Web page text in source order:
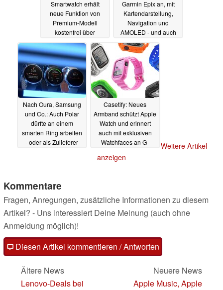
Smartwatch erhält
neue Funktion von
Premium-Modell
kostenfrei über
Software-Update
21.03.2024
Garmin Epix an, mit
Kartendarstellung,
Navigation und
AMOLED - und auch
einer Titan-Version
20.03.2024
Nach Oura, Samsung
und Co.: Auch Polar
dürfte an einem
smarten Ring arbeiten
- oder als Zulieferer
Casetify: Neues
Armband schützt Apple
Watch und erinnert
auch mit exklusiven
Watchfaces an G-
Weitere Artikel
anzeigen
Kommentare
Fragen, Anregungen, zusätzliche Informationen zu diesem
Artikel? - Uns interessiert Deine Meinung (auch ohne
Anmeldung möglich)!
Diesen Artikel kommentieren / Antworten
Ältere News
Lenovo-Deals bei
Neuere News
Apple Music, Apple